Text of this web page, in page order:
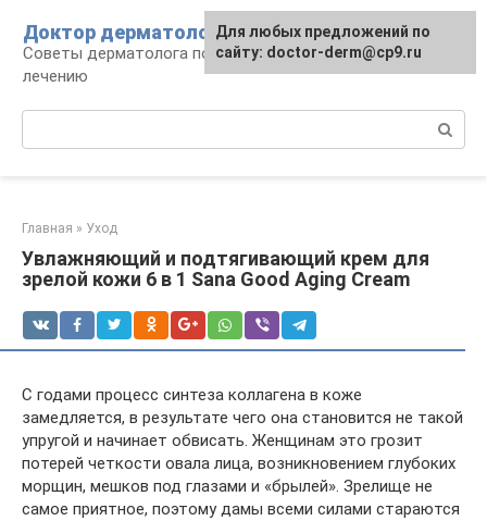
контенту
Доктор дерматолог
Советы дерматолога по уходу за кожей и
лечению
Главная » Уход
Увлажняющий и подтягивающий крем для
зрелой кожи 6 в 1 Sana Good Aging Cream
С годами процесс синтеза коллагена в коже
замедляется, в результате чего она становится не такой
упругой и начинает обвисать. Женщинам это грозит
потерей четкости овала лица, возникновением глубоких
морщин, мешков под глазами и «брылей». Зрелище не
самое приятное, поэтому дамы всеми силами стараются
Для любых предложений по
сайту: doctor-derm@cp9.ru